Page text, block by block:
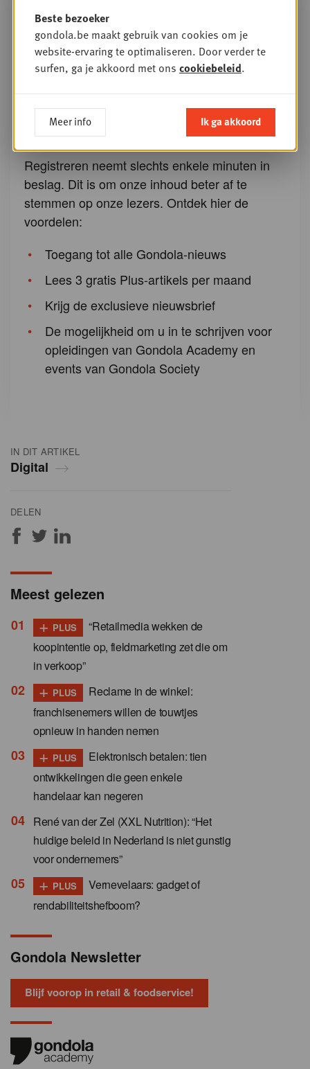
IN DIT ARTIKEL
Digital
DELEN
Wachtwoord vergeten?
of registreer
Waarom een Gondola-account
aanmaken?
Registreren neemt slechts enkele minuten in
beslag. Dit is om onze inhoud beter af te
stemmen op onze lezers. Ontdek hier de
voordelen:
Toegang tot alle Gondola-nieuws
Lees 3 gratis Plus-artikels per maand
Krijg de exclusieve nieuwsbrief
De mogelijkheid om u in te schrijven voor
opleidingen van Gondola Academy en
events van Gondola Society
Meest gelezen
+ PLUS
“Retailmedia wekken de
koopintentie op, fieldmarketing zet die om
in verkoop”
+ PLUS
Reclame in de winkel:
franchisenemers willen de touwtjes
opnieuw in handen nemen
+ PLUS
Elektronisch betalen: tien
ontwikkelingen die geen enkele
handelaar kan negeren
René van der Zel (XXL Nutrition): “Het
huidige beleid in Nederland is niet gunstig
voor ondernemers”
+ PLUS
Vernevelaars: gadget of
rendabiliteitshefboom?
Gondola Newsletter
Blijf voorop in retail & foodservice!
Beste bezoeker
gondola.be maakt gebruik van cookies om je
website-ervaring te optimaliseren. Door verder te
surfen, ga je akkoord met ons cookiebeleid.
Meer info Ik ga akkoord